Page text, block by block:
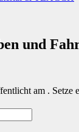
und
am . Setze